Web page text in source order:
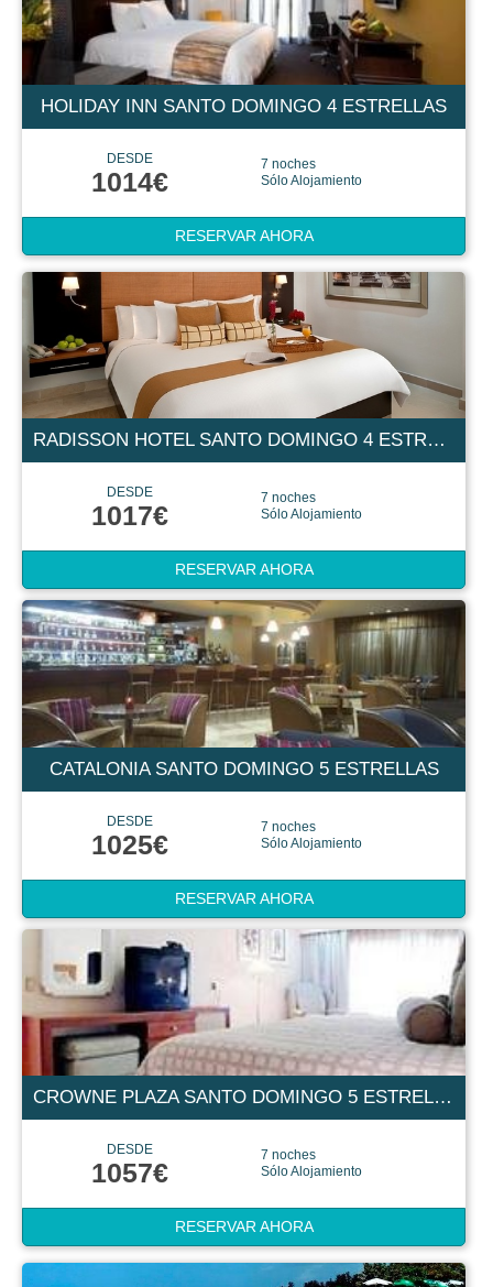
HOLIDAY INN SANTO DOMINGO 4 ESTRELLAS
DESDE
1014€
7 noches
Sólo Alojamiento
RESERVAR AHORA
RADISSON HOTEL SANTO DOMINGO 4 ESTRELLAS
DESDE
1017€
7 noches
Sólo Alojamiento
RESERVAR AHORA
CATALONIA SANTO DOMINGO 5 ESTRELLAS
DESDE
1025€
7 noches
Sólo Alojamiento
RESERVAR AHORA
CROWNE PLAZA SANTO DOMINGO 5 ESTRELLAS
DESDE
1057€
7 noches
Sólo Alojamiento
RESERVAR AHORA